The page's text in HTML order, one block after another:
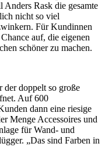
Anders Rask die gesamte
nicht so viel
Für Kundinnen
auf, die eigenen
schöner zu machen.
der doppelt so große
Auf 600
dann eine riesige
Menge Accessoires und
für Wand- und
„Das sind Farben in